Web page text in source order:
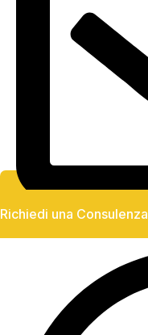
Richiedi una Consulenza